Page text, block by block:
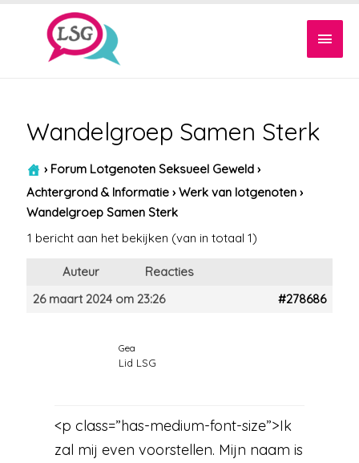
Wandelgroep Samen Sterk
› Forum Lotgenoten Seksueel Geweld ›
Achtergrond & Informatie › Werk van lotgenoten ›
Wandelgroep Samen Sterk
1 bericht aan het bekijken (van in totaal 1)
Auteur
Reacties
26 maart 2024 om 23:26
#278686
Gea
Lid LSG
<p class=”has-medium-font-size”>Ik
zal mij even voorstellen. Mijn naam is